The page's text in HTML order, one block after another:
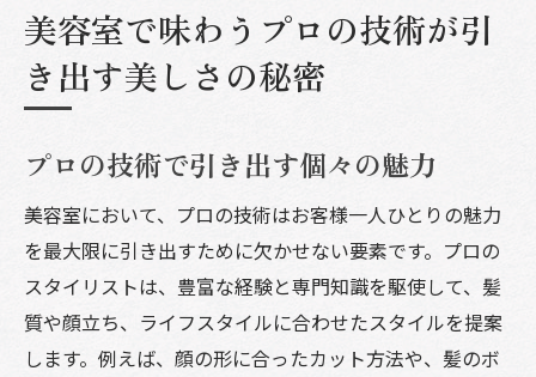
プロのカット技術が与えるスタイルの持続
性
美容室での体験を最大限に活かすための準
美容室でプロの技術を活かして自分らしいスタ
イルを手に入れる
自分の個性を生かしたヘアスタイルの選び
方
スタイリストとのコミュニケーションで理
想を実現
美容室で味わうプロの技術が引
き出す美しさの秘密
プロの技術で引き出す個々の魅力
美容室において、プロの技術はお客様一人ひとりの魅力
を最大限に引き出すために欠かせない要素です。プロの
スタイリストは、豊富な経験と専門知識を駆使して、髪
質や顔立ち、ライフスタイルに合わせたスタイルを提案
します。例えば、顔の形に合ったカット方法や、髪のボ